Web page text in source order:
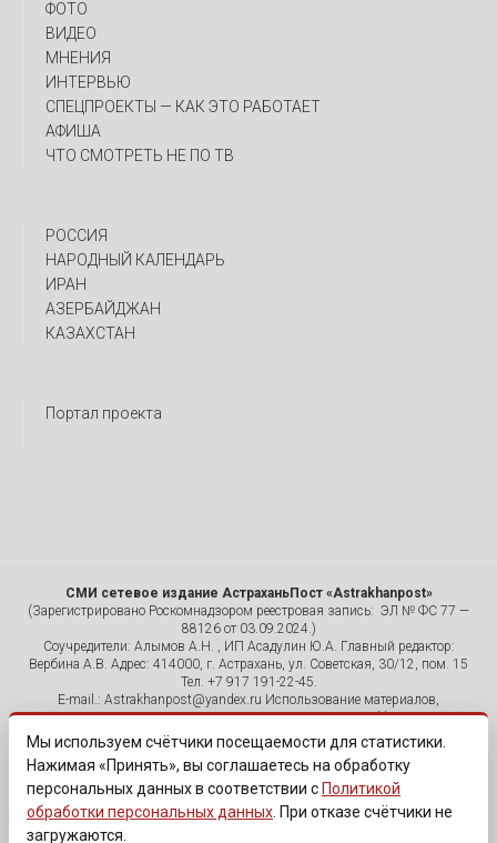
ФОТО
ВИДЕО
МНЕНИЯ
ИНТЕРВЬЮ
CПЕЦПРОЕКТЫ — КАК ЭТО РАБОТАЕТ
АФИША
ЧТО СМОТРЕТЬ НЕ ПО ТВ
РОССИЯ
НАРОДНЫЙ КАЛЕНДАРЬ
ИРАН
АЗЕРБАЙДЖАН
КАЗАХСТАН
Портал проекта
СМИ сетевое издание АстраханьПост «Astrakhanpost»
(Зарегистрировано Роскомнадзором реестровая запись: ЭЛ № ФС 77 —
88126 от 03.09.2024.)
Соучредители: Алымов А.Н. , ИП Асадулин Ю.А. Главный редактор:
Вербина А.В. Адрес: 414000, г. Астрахань, ул. Советская, 30/12, пом. 15
Тел. +7 917 191-22-45.
E-mail.: Astrakhanpost@yandex.ru Использование материалов,
размещенных на страницах сетевого издания «Astrakhanpost»,
допускается исключительно с указанием источника и публикацией
активной гиперссылки на портал Astrakhanpost.ru. Комментарии
читателей сайта размещаются без предварительного редактирования.
Редакция оставляет за собой право удалить их с сайта или
отредактировать, если указанные сообщения нарушают законы РФ.
«САЙТ ПРЕДНАЗНАЧЕН ДЛЯ АУДИТОРИИ 18+»
Мы используем счётчики посещаемости для статистики.
Нажимая «Принять», вы соглашаетесь на обработку
персональных данных в соответствии с Политикой
обработки персональных данных . При отказе счётчики не
загружаются.